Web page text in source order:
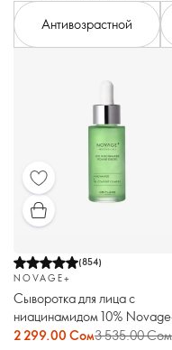
Антивозрастной
(854)
NOVAGE+
Сыворотка для лица с
ниацинамидом 10%
2 299.00 Сом3 535.00 Сом